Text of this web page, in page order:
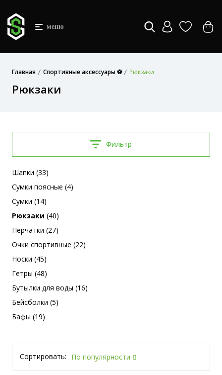
меню
Главная Спортивные аксессуары ⚽ Рюкзаки
Рюкзаки
Фильтр
Шапки (33)
Сумки поясные (4)
Сумки (14)
Рюкзаки (40)
Перчатки (27)
Очки спортивные (22)
Носки (45)
Гетры (48)
Бутылки для воды (16)
Бейсболки (5)
Бафы (19)
Сортировать: По популярности